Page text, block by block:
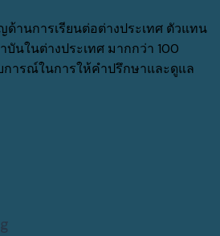
ด้านการเรียนต่อต่างประเทศ ตัวแทน
บันในต่างประเทศ มากกว่า 100
ารณ์ในการให้คำปรึกษาและดูแล